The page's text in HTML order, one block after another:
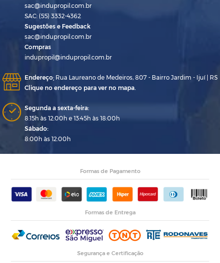
sac@indupropil.com.br
SAC: (55) 3332-4362
Sugestões e Feedback
sac@indupropil.com.br
Compras
indupropil@indupropil.com.br
Endereço: Rua Laureano de Medeiros, 807 - Bairro Jardim - Ijuí | RS
Clique no endereço para ver no mapa.
Segunda a sexta-feira:
8:15h às 12:00h e 13:45h às 18:00h
Sábado:
8:00h às 12:00h
Formas de Pagamento
Formas de Entrega
Segurança e Certificação